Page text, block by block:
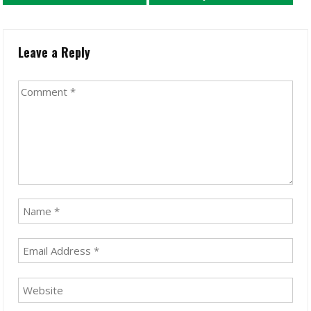
Leave a Reply